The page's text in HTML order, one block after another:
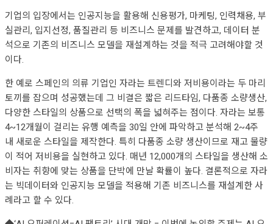
기업의 입장에서는 인공지능을 활용해 신용평가, 마케팅, 인력채용, 부
실관리, 입지선정, 품질관리 등 비즈니스 문제를 발견하고, 데이터 분
석으로 기존의 비즈니스 모델을 재설계하는 것을 적극 고려해야할 것
이다.
한 예로 스페인의 의류 기업인 자라는 트렌디와 저비용이라는 두 마리
토끼를 잡으며 성공했는데 그 비결은 짧은 리드타임, 다품종 소량생산,
다양한 스타일의 상품으로 선택의 폭을 넓혀주는 점이다. 자라는 보통
4~12개월이 걸리는 유행 예측을 30일 안에 파악하고 분석해 2~4주
내 새로운 스타일을 제작한다. 특히 다품종 소량 생산이므로 재고 물량
이 적어 저비용을 실현하고 있다. 매년 12,000개의 스타일을 생산해 소
비자는 취향에 맞는 상품을 단박에 만날 확률이 높다. 결론적으로 자라
는 빅데이터와 인공지능 모델을 적용해 기존 비즈니스를 재설계한 사
례라고 할 수 있다.